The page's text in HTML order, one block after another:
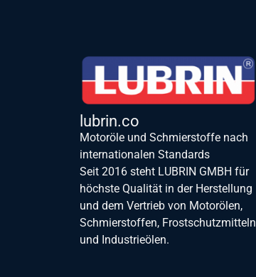
lubrin.co
Motoröle und Schmierstoffe nach
internationalen Standards
Seit 2016 steht LUBRIN GMBH für
höchste Qualität in der Herstellung
und dem Vertrieb von Motorölen,
Schmierstoffen, Frostschutzmitteln
und Industrieölen.